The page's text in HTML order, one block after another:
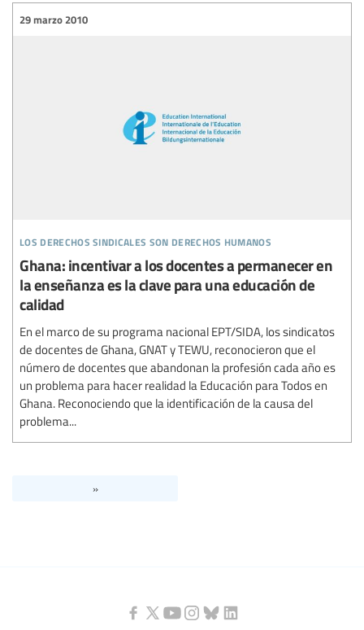
los derechos sindicales son derechos humanos
29 marzo 2010
Ghana: incentivar a los docentes a permanecer en
la enseñanza es la clave para una educación de
calidad
En el marco de su programa nacional EPT/SIDA, los sindicatos
de docentes de Ghana, GNAT y TEWU, reconocieron que el
número de docentes que abandonan la profesión cada año es
un problema para hacer realidad la Educación para Todos en
Ghana. Reconociendo que la identificación de la causa del
problema...
»